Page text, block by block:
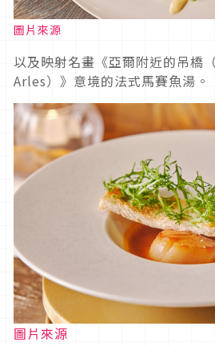
圖片來源
以及映射名畫《亞爾附近的吊
Arles）》意境的法式馬賽魚湯。
圖片來源